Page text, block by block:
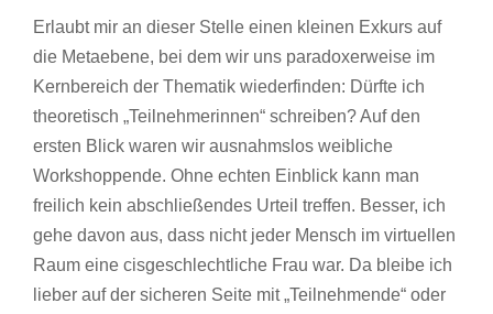
Erlaubt mir an dieser Stelle einen kleinen Exkurs auf
die Metaebene, bei dem wir uns paradoxerweise im
Kernbereich der Thematik wiederfinden: Dürfte ich
theoretisch „Teilnehmerinnen“ schreiben? Auf den
ersten Blick waren wir ausnahmslos weibliche
Workshoppende. Ohne echten Einblick kann man
freilich kein abschließendes Urteil treffen. Besser, ich
gehe davon aus, dass nicht jeder Mensch im virtuellen
Raum eine cisgeschlechtliche Frau war. Da bleibe ich
lieber auf der sicheren Seite mit „Teilnehmende“ oder